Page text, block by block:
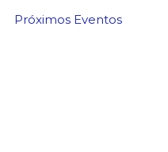
Próximos Eventos